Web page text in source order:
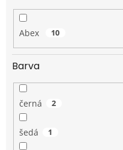
Abex 10
Barva
černá 2
šedá 1